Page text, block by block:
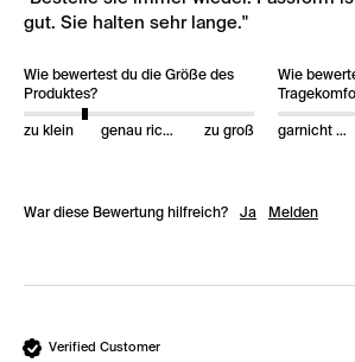
gut. Sie halten sehr lange."
Wie bewertest du die Größe des
Produktes?
zu klein genau richtig zu groß
Wie
garnicht gut
War diese Bewertung hilfreich? Ja Melden
Verified Customer